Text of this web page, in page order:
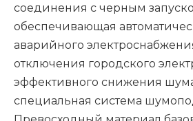
соединения с черным
обеспечивающая
аварийного
отключения городского
эффективного снижения
специальная система